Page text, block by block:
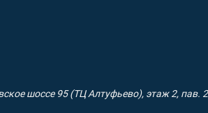
шоссе 95 (ТЦ Алтуфьево), этаж 2, пав. 2